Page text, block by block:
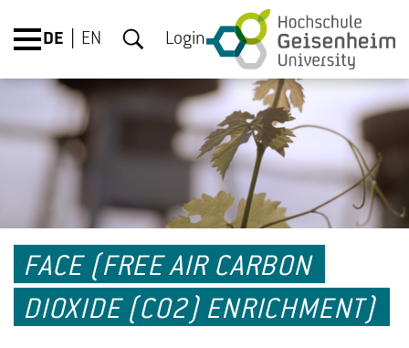
DE EN Login
FACE (FREE AIR CARBON
DIOXIDE (CO2) ENRICHMENT)